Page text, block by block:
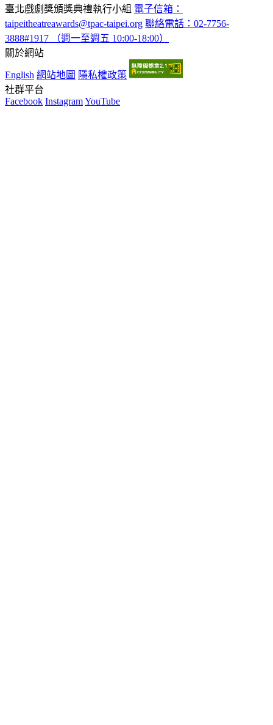
臺北戲劇獎頒獎典禮執行小組 電子信箱：
taipeitheatreawards@tpac-taipei.org 聯絡電話：02-7756-
3888#1917 （週一至週五 10:00-18:00）
關於網站
English 網站地圖 隱私權政策
社群平台
Facebook InstagramYouTube